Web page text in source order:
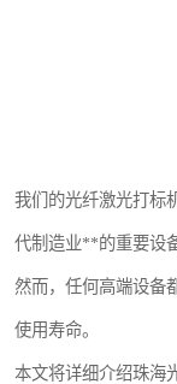
我们的光纤激光打标
代制造业**的重要设备
然而，任何高端设备
使用寿命。
本文将详细介绍珠海